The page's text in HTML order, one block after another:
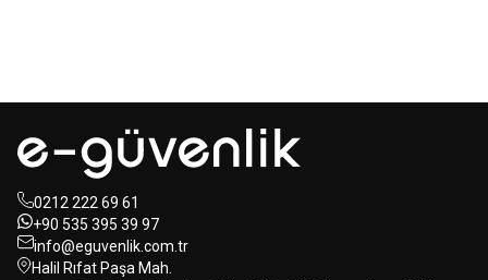
0212 222 69 61
+90 535 395 39 97
info@eguvenlik.com.tr
Halil Rıfat Paşa Mah.